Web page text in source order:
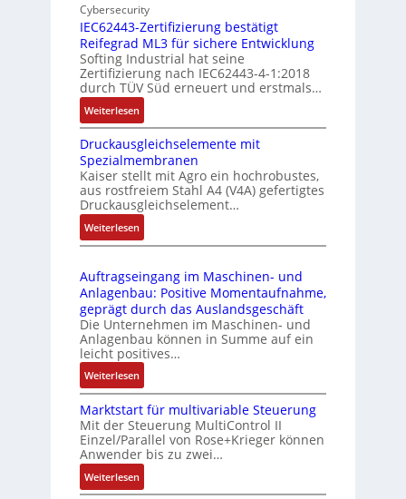
g
e
d
u
t
r
i
e
-
P
C
l
ä
s
s
s
c
h
f
l
e
x
i
b
e
l
f
ü
b
i
f
u
n
k
m
o
d
u
l
e
b
r
i
n
e
n
4
G
u
n
d
5
G
a
u
Cybersecurity
IEC62443-Zertifizierung bestätigt
Reifegrad ML3 für sichere Entwicklung
Softing Industrial hat seine
Zertifizierung nach IEC62443-4-1:2018
durch TÜV Süd erneuert und erstmals…
Weiterlesen:
I
E
C
6
2
4
4
3
Z
e
r
t
i
i
e
r
n
Druckausgleichselemente mit
Spezialmembranen
Kaiser stellt mit Agro ein hochrobustes,
aus rostfreiem Stahl A4 (V4A) gefertigtes
Druckausgleichselement…
Weiterlesen:
D
u
c
k
a
u
s
g
l
e
i
c
h
s
Auftragseingang im Maschinen- und
Anlagenbau: Positive Momentaufnahme,
geprägt durch das Auslandsgeschäft
Die Unternehmen im Maschinen- und
Anlagenbau können in Summe auf ein
leicht positives…
Weiterlesen:
A
u
f
t
r
a
g
Marktstart für multivariable Steuerung
Mit der Steuerung MultiControl II
Einzel/Parallel von Rose+Krieger können
Anwender bis zu zwei…
Weiterlesen:
M